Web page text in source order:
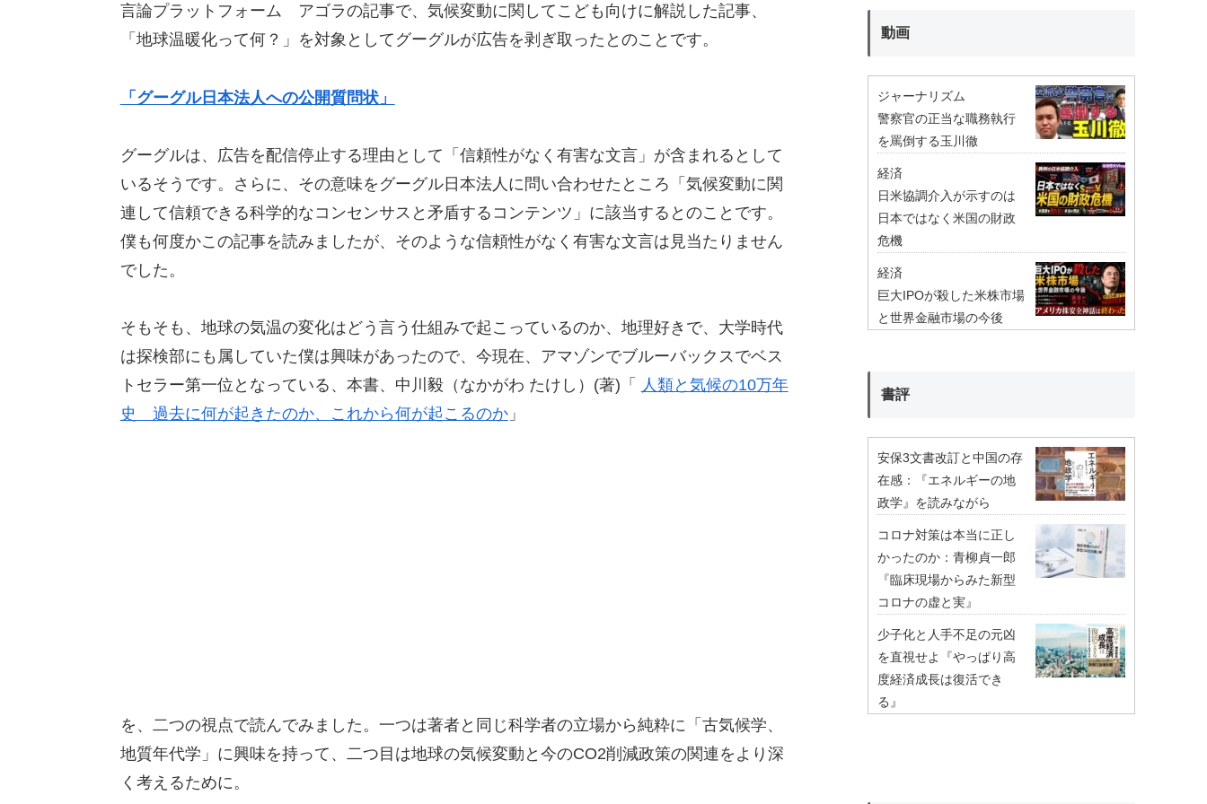
言論プラットフォーム アゴラの記事で、気候変動に関してこども向けに解説した記事、
「地球温暖化って何？」を対象としてグーグルが広告を剥ぎ取ったとのことです。
「グーグル日本法人への公開質問状」
グーグルは、広告を配信停止する理由として「信頼性がなく有害な文言」が含まれるとして
いるそうです。さらに、その意味をグーグル日本法人に問い合わせたところ「気候変動に関
連して信頼できる科学的なコンセンサスと矛盾するコンテンツ」に該当するとのことです。
僕も何度かこの記事を読みましたが、そのような信頼性がなく有害な文言は見当たりません
でした。
そもそも、地球の気温の変化はどう言う仕組みで起こっているのか、地理好きで、大学時代
は探検部にも属していた僕は興味があったので、今現在、アマゾンでブルーバックスでベス
トセラー第一位となっている、本書、中川毅（なかがわ たけし）(著)「
人類と気候の10万年
史 過去に何が起きたのか、これから何が起こるのか」
を、二つの視点で読んでみました。一つは著者と同じ科学者の立場から純粋に「古気候学、
地質年代学」に興味を持って、二つ目は地球の気候変動と今のCO2削減政策の関連をより深
く考えるために。
動画
ジャーナリズム
警察官の正当な職務執行
を罵倒する玉川徹
経済
日米協調介入が示すのは
日本ではなく米国の財政
危機
経済
巨大IPOが殺した米株市場
と世界金融市場の今後
書評
安保3文書改訂と中国の存
在感：『エネルギーの地
政学』を読みながら
コロナ対策は本当に正し
かったのか：青柳貞一郎
『臨床現場からみた新型
コロナの虚と実』
少子化と人手不足の元凶
を直視せよ『やっぱり高
度経済成長は復活でき
る』